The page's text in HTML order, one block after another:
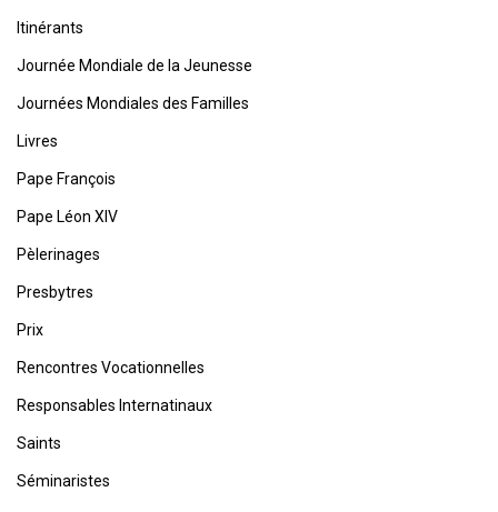
Itinérants
Journée Mondiale de la Jeunesse
Journées Mondiales des Familles
Livres
Pape François
Pape Léon XIV
Pèlerinages
Presbytres
Prix
Rencontres Vocationnelles
Responsables Internatinaux
Saints
Séminaristes